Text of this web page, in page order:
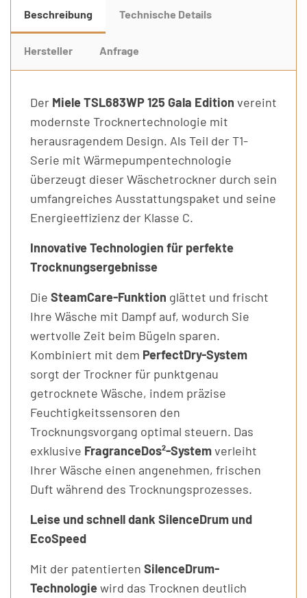
Beschreibung Technische Details
Hersteller Anfrage
Der Miele TSL683WP 125 Gala Edition vereint
modernste Trocknertechnologie mit
herausragendem Design. Als Teil der T1-
Serie mit Wärmepumpentechnologie
überzeugt dieser Wäschetrockner durch sein
umfangreiches Ausstattungspaket und seine
Energieeffizienz der Klasse C.
Innovative Technologien für perfekte
Trocknungsergebnisse
Die SteamCare-Funktion glättet und frischt
Ihre Wäsche mit Dampf auf, wodurch Sie
wertvolle Zeit beim Bügeln sparen.
Kombiniert mit dem PerfectDry-System
sorgt der Trockner für punktgenau
getrocknete Wäsche, indem präzise
Feuchtigkeitssensoren den
Trocknungsvorgang optimal steuern. Das
exklusive FragranceDos²-Systemverleiht
Ihrer Wäsche einen angenehmen, frischen
Duft während des Trocknungsprozesses.
Leise und schnell dank SilenceDrum und
EcoSpeed
Mit der patentierten SilenceDrum-
Technologiewird das Trocknen deutlich